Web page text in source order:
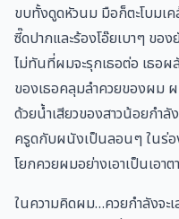
ขบทั้งดูดหัวนม มือก็ตะโบมเ
ซี๊ดปากและร้องโอ๊ยเบาๆ ขอ
ไม่ทันที่ผมจะรุกเธอต่อ เธอ
ของเธอคลุมลำควยของผม
ด้วยน้ำเสียวของสาวน้อยกำ
ครูดกับผนังเป็นลอนๆ ในร่อ
โยกควยผมอย่างเอาเป็นเอาต
ในความคิดผม…ควยกำลังจะ